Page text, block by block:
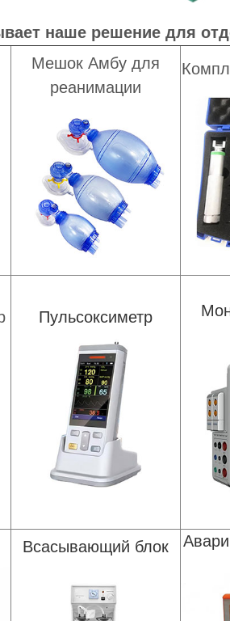
наше решение для
Мешок Амбу для
реанимации
Пульсоксиметр
Всасывающий блок